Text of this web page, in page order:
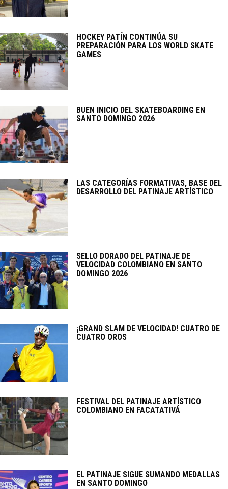
HOCKEY PATÍN CONTINÚA SU
PREPARACIÓN PARA LOS WORLD SKATE
GAMES
BUEN INICIO DEL SKATEBOARDING EN
SANTO DOMINGO 2026
LAS CATEGORÍAS FORMATIVAS, BASE DEL
DESARROLLO DEL PATINAJE ARTÍSTICO
SELLO DORADO DEL PATINAJE DE
VELOCIDAD COLOMBIANO EN SANTO
DOMINGO 2026
¡GRAND SLAM DE VELOCIDAD! CUATRO DE
CUATRO OROS
FESTIVAL DEL PATINAJE ARTÍSTICO
COLOMBIANO EN FACATATIVÁ
EL PATINAJE SIGUE SUMANDO MEDALLAS
EN SANTO DOMINGO